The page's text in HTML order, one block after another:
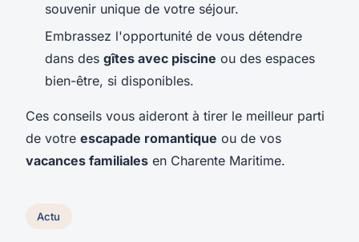
souvenir unique de votre séjour.
Embrassez l'opportunité de vous détendre
dans des gîtes avec piscine ou des espaces
bien-être, si disponibles.
Ces conseils vous aideront à tirer le meilleur parti
de votre escapade romantique ou de vos
vacances familiales en Charente Maritime.
Actu